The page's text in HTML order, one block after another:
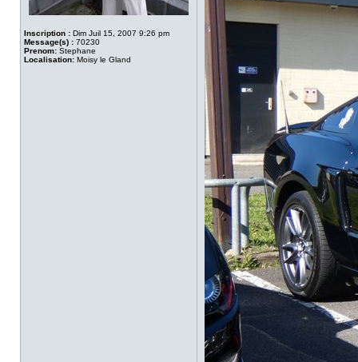
Inscription : Dim Juil 15, 2007 9:26 pm
Message(s) : 70230
Prenom: Stephane
Localisation: Moisy le Gland